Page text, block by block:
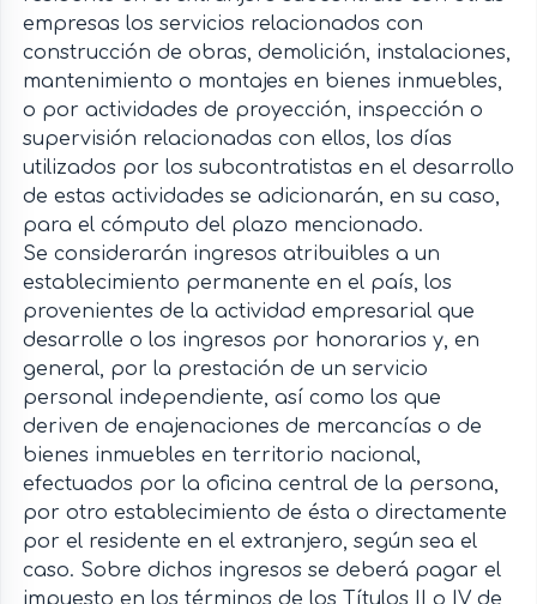
empresas los servicios relacionados con
construcción de obras, demolición, instalaciones,
mantenimiento o montajes en bienes inmuebles,
o por actividades de proyección, inspección o
supervisión relacionadas con ellos, los días
utilizados por los subcontratistas en el desarrollo
de estas actividades se adicionarán, en su caso,
para el cómputo del plazo mencionado.
Se considerarán ingresos atribuibles a un
establecimiento permanente en el país, los
provenientes de la actividad empresarial que
desarrolle o los ingresos por honorarios y, en
general, por la prestación de un servicio
personal independiente, así como los que
deriven de enajenaciones de mercancías o de
bienes inmuebles en territorio nacional,
efectuados por la oficina central de la persona,
por otro establecimiento de ésta o directamente
por el residente en el extranjero, según sea el
caso. Sobre dichos ingresos se deberá pagar el
impuesto en los términos de los Títulos II o IV de